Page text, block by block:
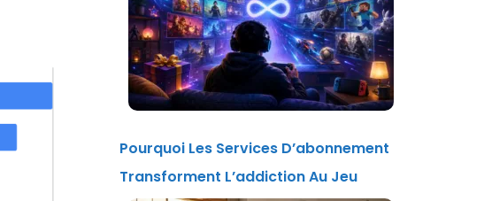
Pourquoi Les Services D’abonnement
Transforment L’addiction Au Jeu